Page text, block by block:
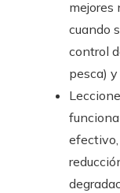
mejores
cuando
control
pesca)